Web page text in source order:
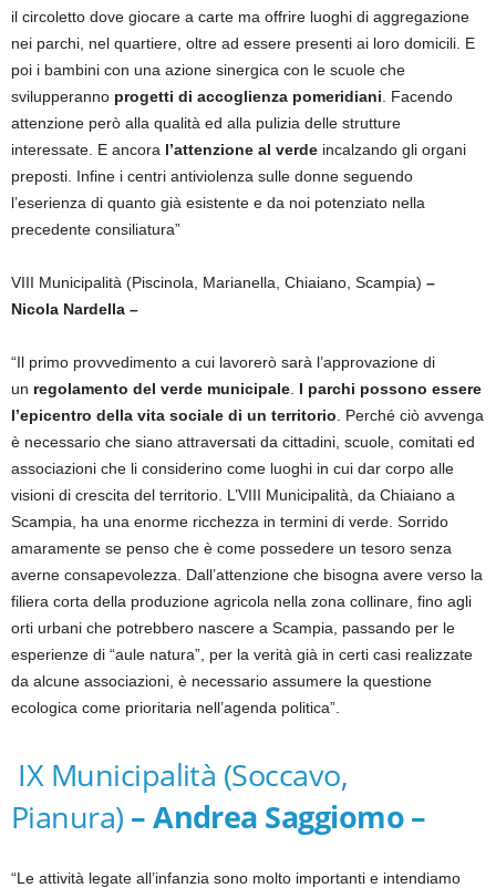
il circoletto dove giocare a carte ma offrire luoghi di aggregazione
nei parchi, nel quartiere, oltre ad essere presenti ai loro domicili. E
poi i bambini con una azione sinergica con le scuole che
svilupperanno progetti di accoglienza pomeridiani . Facendo
attenzione però alla qualità ed alla pulizia delle strutture
interessate. E ancora l’attenzione al verde incalzando gli organi
preposti. Infine i centri antiviolenza sulle donne seguendo
l’eserienza di quanto già esistente e da noi potenziato nella
precedente consiliatura”
VIII Municipalità (Piscinola, Marianella, Chiaiano, Scampia) –
Nicola Nardella –
“Il primo provvedimento a cui lavorerò sarà l’approvazione di
un regolamento del verde municipale I parchi possono essere
l’epicentro della vita sociale di un territorio . Perché ciò avvenga
è necessario che siano attraversati da cittadini, scuole, comitati ed
associazioni che li considerino come luoghi in cui dar corpo alle
visioni di crescita del territorio. L’VIII Municipalità, da Chiaiano a
Scampia, ha una enorme ricchezza in termini di verde. Sorrido
amaramente se penso che è come possedere un tesoro senza
averne consapevolezza. Dall’attenzione che bisogna avere verso la
filiera corta della produzione agricola nella zona collinare, fino agli
orti urbani che potrebbero nascere a Scampia, passando per le
esperienze di “aule natura”, per la verità già in certi casi realizzate
da alcune associazioni, è necessario assumere la questione
ecologica come prioritaria nell’agenda politica”.
IX Municipalità (Soccavo,
Pianura) – Andrea Saggiomo –
“Le attività legate all’infanzia sono molto importanti e intendiamo